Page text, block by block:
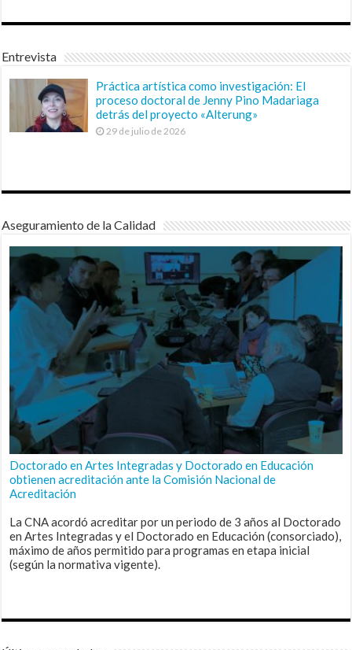
Entrevista
Práctica artística como investigación: El
proceso doctoral de Jenny Pino Madariaga
detrás del proyecto «Alterung»
29 de julio de 2026
Aseguramiento de la Calidad
Doctorado en Artes Integradas y Doctorado en Educación
obtienen acreditación ante la Comisión Nacional de
Acreditación
La CNA acordó acreditar por un periodo de 3 años al Doctorado
en Artes Integradas y el Doctorado en Educación (consorciado),
máximo de años permitido para programas en etapa inicial
(según la normativa vigente).